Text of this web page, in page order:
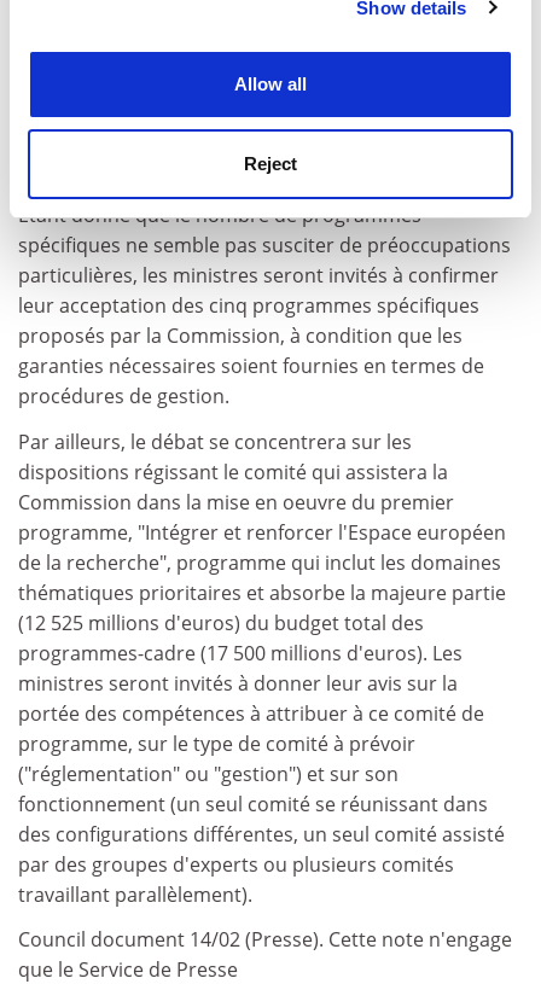
Cookie Notice: We use cookies to improve your
Show details
Allow all
Reject
- Structurer l'Espace européen de la recherche
- Activités (CE) du Centre commun de recherche
- Energie nucléaire (programme EURATOM)
- Activités (EURATOM) du Centre commun de recherche
Etant donné que le nombre de programmes
spécifiques ne semble pas susciter de préoccupations
particulières, les ministres seront invités à confirmer
leur acceptation des cinq programmes spécifiques
proposés par la Commission, à condition que les
garanties nécessaires soient fournies en termes de
procédures de gestion.
Par ailleurs, le débat se concentrera sur les
dispositions régissant le comité qui assistera la
Commission dans la mise en oeuvre du premier
programme, "Intégrer et renforcer l'Espace européen
de la recherche", programme qui inclut les domaines
thématiques prioritaires et absorbe la majeure partie
(12 525 millions d'euros) du budget total des
programmes-cadre (17 500 millions d'euros). Les
ministres seront invités à donner leur avis sur la
portée des compétences à attribuer à ce comité de
programme, sur le type de comité à prévoir
("réglementation" ou "gestion") et sur son
fonctionnement (un seul comité se réunissant dans
des configurations différentes, un seul comité assisté
par des groupes d'experts ou plusieurs comités
travaillant parallèlement).
Council document 14/02 (Presse). Cette note n'engage
que le Service de Presse